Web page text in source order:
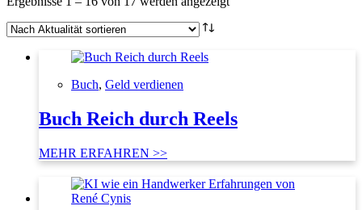
Buch, Geld verdienen
Buch Reich durch Reels
MEHR ERFAHREN >>